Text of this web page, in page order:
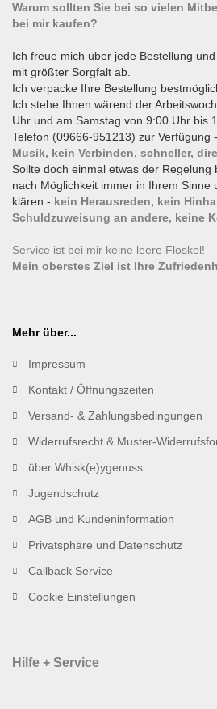
Warum sollten Sie bei so vielen
bei mir kaufen?
Ich freue mich über jede Bestellung
mit größter Sorgfalt ab.
Ich verpacke Ihre Bestellung
Ich stehe Ihnen wärend der
Uhr und am Samstag von 9:00 Uhr bis
Telefon (09666-951213) zur Verfügung -
Musik, kein Verbinden, schneller,
Sollte doch einmal etwas der
nach Möglichkeit immer in Ihrem Sinne
klären - kein Herausreden, kein
Schuldzuweisung an andere, keine
Service ist bei mir keine leere Floskel!
Mein oberstes Ziel ist Ihre
Mehr über...
Impressum
Kontakt / Öffnungszeiten
Versand- & Zahlungsbedingungen
Widerrufsrecht & Muster-
über Whisk(e)ygenuss
Jugendschutz
AGB und Kundeninformation
Privatsphäre und Datenschutz
Callback Service
Cookie Einstellungen
Hilfe + Service